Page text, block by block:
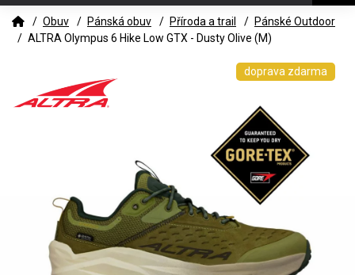
/ Obuv / Pánská obuv / Příroda a trail / Pánské Outdoor
/ ALTRA Olympus 6 Hike Low GTX - Dusty Olive (M)
doprava zdarma